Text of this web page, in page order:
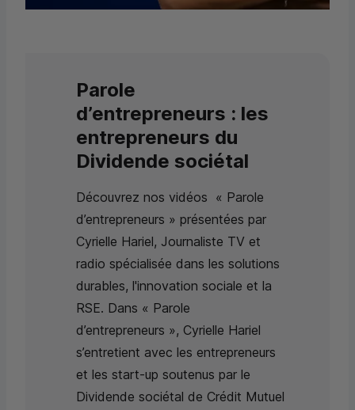
Parole
d’entrepreneurs : les
entrepreneurs du
Dividende sociétal
Découvrez nos vidéos « Parole
d’entrepreneurs » présentées par
Cyrielle Hariel, Journaliste TV et
radio spécialisée dans les solutions
durables, l'innovation sociale et la
RSE. Dans « Parole
d’entrepreneurs », Cyrielle Hariel
s’entretient avec les entrepreneurs
et les start-up soutenus par le
Dividende sociétal de Crédit Mutuel